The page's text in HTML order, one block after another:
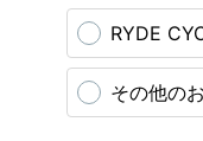
RYDE
その他の